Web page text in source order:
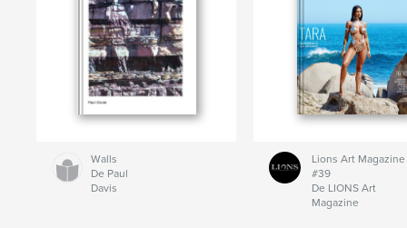
Walls
De Paul
Davis
Lions Art Magazine
#39
De LIONS Art
Magazine